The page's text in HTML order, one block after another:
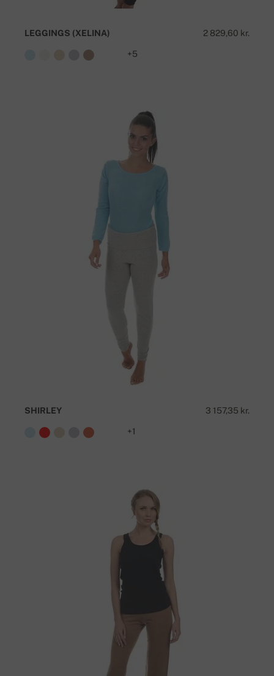
2 829,60 kr.
LEGGINGS (XELINA)
+5
3 157,35 kr.
SHIRLEY
+1